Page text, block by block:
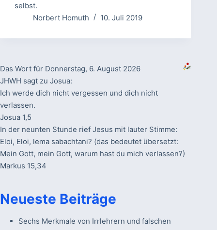
selbst.
Norbert Homuth
10. Juli 2019
Das Wort für Donnerstag, 6. August 2026
JHWH sagt zu Josua:
Ich werde dich nicht vergessen und dich nicht
verlassen.
Josua 1,5
In der neunten Stunde rief Jesus mit lauter Stimme:
Eloi, Eloi, lema sabachtani? (das bedeutet übersetzt:
Mein Gott, mein Gott, warum hast du mich verlassen?)
Markus 15,34
Neueste Beiträge
Sechs Merkmale von Irrlehrern und falschen